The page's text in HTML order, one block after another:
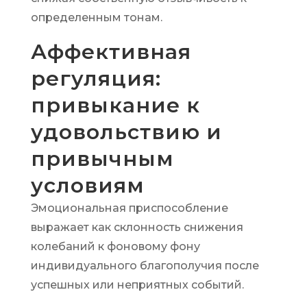
определенным тонам.
Аффективная
регуляция:
привыкание к
удовольствию и
привычным
условиям
Эмоциональная приспособление
выражает как склонность снижения
колебаний к фоновому фону
индивидуального благополучия после
успешных или неприятных событий.